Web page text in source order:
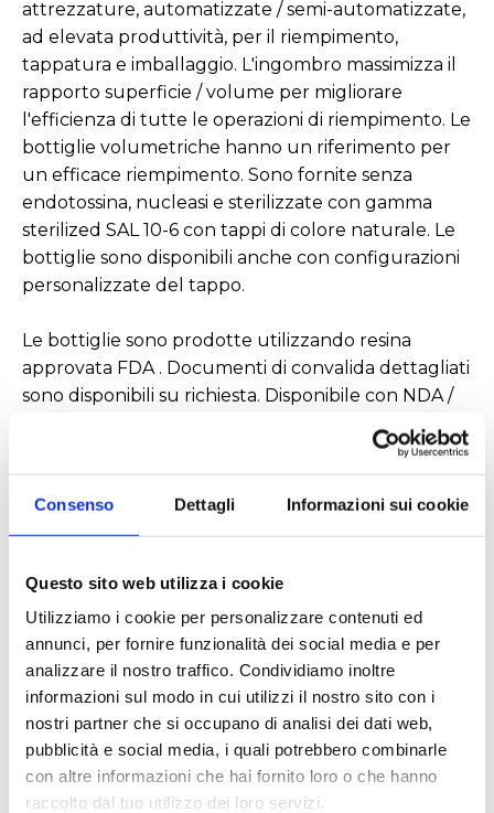
Consenso Dettagli Informazioni sui cookie
Questo sito web utilizza i cookie
Utilizziamo i cookie per personalizzare contenuti ed
annunci, per fornire funzionalità dei social media e per
analizzare il nostro traffico. Condividiamo inoltre
informazioni sul modo in cui utilizzi il nostro sito con i
nostri partner che si occupano di analisi dei dati web,
pubblicità e social media, i quali potrebbero combinarle
con altre informazioni che hai fornito loro o che hanno
raccolto dal tuo utilizzo dei loro servizi.
attrezzature, automatizzate / semi-automatizzate,
ad elevata produttività, per il riempimento,
tappatura e imballaggio. L'ingombro massimizza il
rapporto superficie / volume per migliorare
l'efficienza di tutte le operazioni di riempimento. Le
bottiglie volumetriche hanno un riferimento per
un efficace riempimento. Sono fornite senza
endotossina, nucleasi e sterilizzate con gamma
sterilized SAL 10-6 con tappi di colore naturale. Le
bottiglie sono disponibili anche con configurazioni
personalizzate del tappo.
Le bottiglie sono prodotte utilizzando resina
approvata FDA . Documenti di convalida dettagliati
sono disponibili su richiesta. Disponibile con NDA /
Settori
Biologico e diagnostico Chimico Cosmetico
Erboristico e fitoterapico Farmaceutico